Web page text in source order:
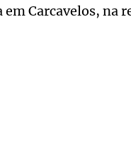
Carcavelos, na